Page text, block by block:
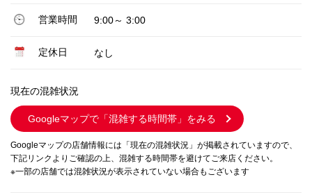
営業時間 9:00～ 3:00
定休日 なし
現在の混雑状況
Googleマップで 「混雑する時間帯」をみる
Googleマップの店舗情報には「現在の混雑状況」が掲載されていますので、
下記リンクよりご確認の上、混雑する時間帯を避けてご来店ください。
※一部の店舗では混雑状況が表示されていない場合もございます